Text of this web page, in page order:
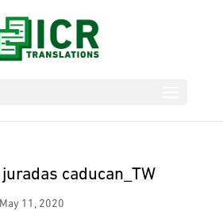
caducan_TW
May 11, 2020